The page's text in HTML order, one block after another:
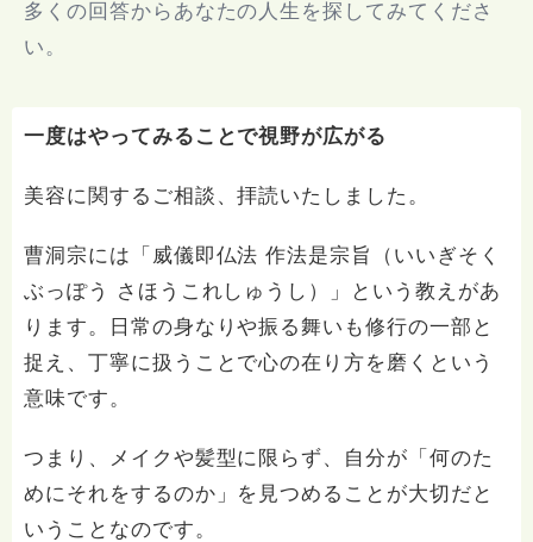
多くの回答からあなたの人生を探してみてくださ
い。
一度はやってみることで視野が広がる
美容に関するご相談、拝読いたしました。
曹洞宗には「威儀即仏法 作法是宗旨（いいぎそく
ぶっぽう さほうこれしゅうし）」という教えがあ
ります。日常の身なりや振る舞いも修行の一部と
捉え、丁寧に扱うことで心の在り方を磨くという
意味です。
つまり、メイクや髪型に限らず、自分が「何のた
めにそれをするのか」を見つめることが大切だと
いうことなのです。